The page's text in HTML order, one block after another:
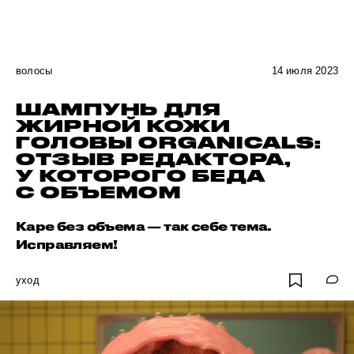
волосы 14 июля 2023
ШАМПУНЬ ДЛЯ
ЖИРНОЙ КОЖИ
ГОЛОВЫ ORGANICALS:
ОТЗЫВ РЕДАКТОРА,
У КОТОРОГО БЕДА
С ОБЪЕМОМ
Каре без объема — так себе тема.
Исправляем!
уход